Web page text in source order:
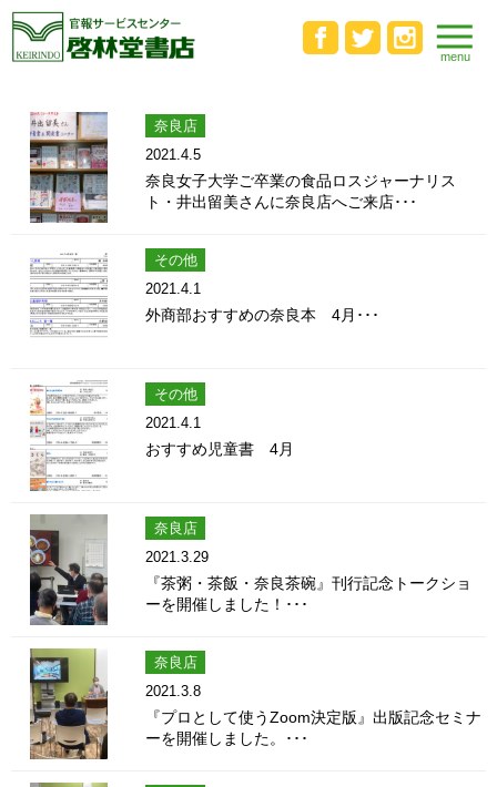
奈良店
2021.4.5
奈良女子大学ご卒業の食品ロスジャーナリス
ト・井出留美さんに奈良店へご来店･･･
その他
2021.4.1
外商部おすすめの奈良本 4月･･･
その他
2021.4.1
おすすめ児童書 4月
奈良店
2021.3.29
『茶粥・茶飯・奈良茶碗』刊行記念トークショ
ーを開催しました！･･･
奈良店
2021.3.8
『プロとして使うZoom決定版』出版記念セミナ
ーを開催しました。･･･